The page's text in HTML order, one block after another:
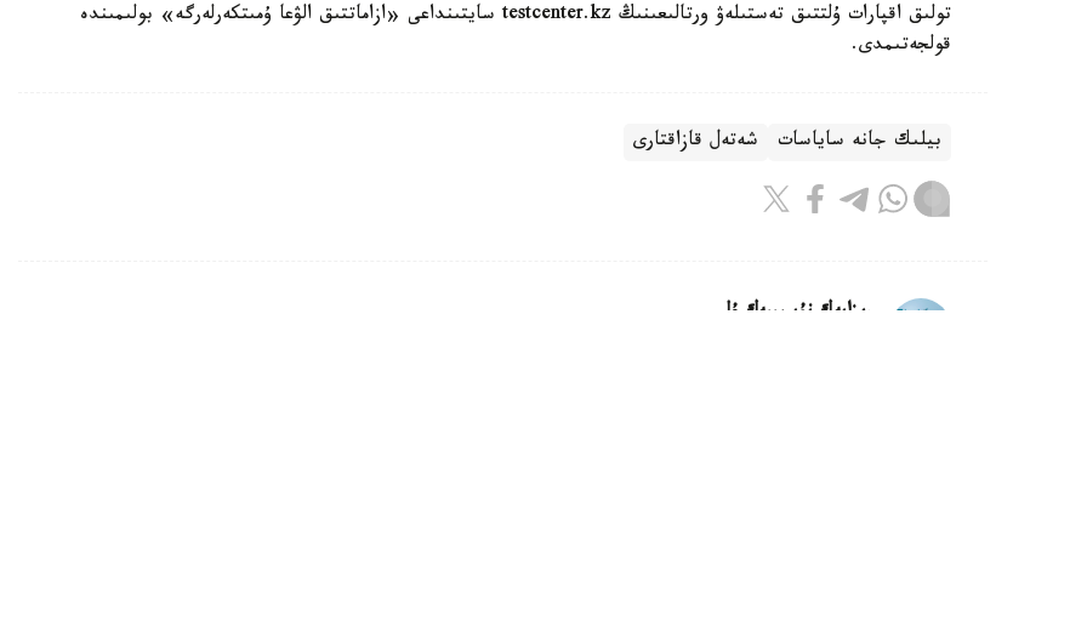
تولىق اقپارات ۇلتتىق تەستىلەۋ ورتالىعىنىڭ testcenter.kz سايتىنداعى «ازاماتتىق الۋعا ۇمىتكەرلەرگە» بولىمىندە
قولجەتىمدى.
بيلىك جانە ساياسات شەتەل قازاقتارى
ريزابەك نۇسىپبەك ۇلى